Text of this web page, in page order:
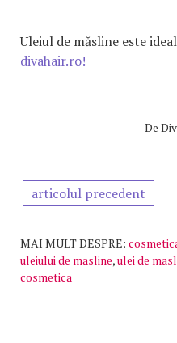
Uleiul de măsline este
divahair.ro!
De
articolul precedent
MAI MULT DESPRE:
uleiului de masline,ulei de
cosmetica